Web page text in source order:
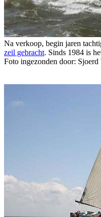
Na verkoop, begin jaren
zeil gebracht. Sinds 1984 is
Foto ingezonden door: